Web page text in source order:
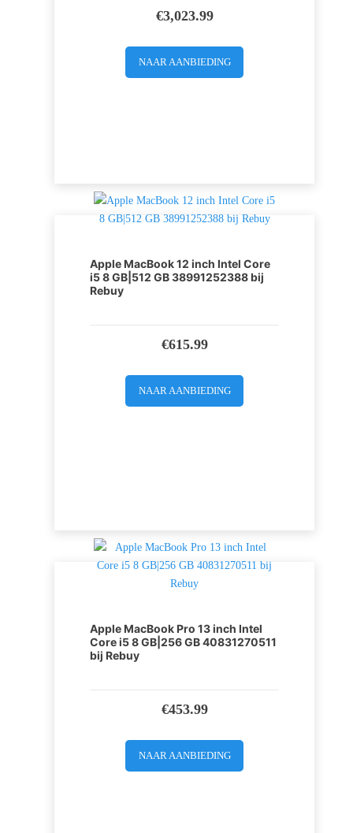
€3,023.99
NAAR AANBIEDING
Apple MacBook 12 inch Intel Core
i5 8 GB|512 GB 38991252388 bij
Rebuy
€615.99
NAAR AANBIEDING
Apple MacBook Pro 13 inch Intel
Core i5 8 GB|256 GB 40831270511
bij Rebuy
€453.99
NAAR AANBIEDING